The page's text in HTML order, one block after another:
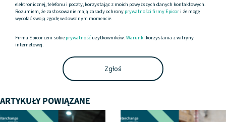
elektronicznej, telefonu i poczty, korzystając z moich powyższych danych kontaktowych.
Rozumiem, że zastosowanie mają zasady ochrony prywatności firmy Epicori że mogę
wycofać swoją zgodę w dowolnym momencie.
Firma Epicor ceni sobie prywatność użytkowników.Warunki korzystania z witryny
internetowej.
ARTYKUŁY POWIĄZANE